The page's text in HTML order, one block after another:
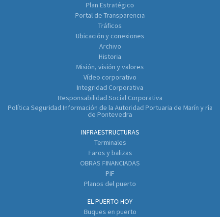
Plan Estratégico
Portal de Transparencia
Tráficos
Ubicación y conexiones
Archivo
Historia
Misión, visión y valores
Vídeo corporativo
Integridad Corporativa
Responsabilidad Social Corporativa
Política Seguridad Información de la Autoridad Portuaria de Marín y ría
de Pontevedra
INFRAESTRUCTURAS
Terminales
Faros y balizas
OBRAS FINANCIADAS
PIF
Planos del puerto
EL PUERTO HOY
Buques en puerto